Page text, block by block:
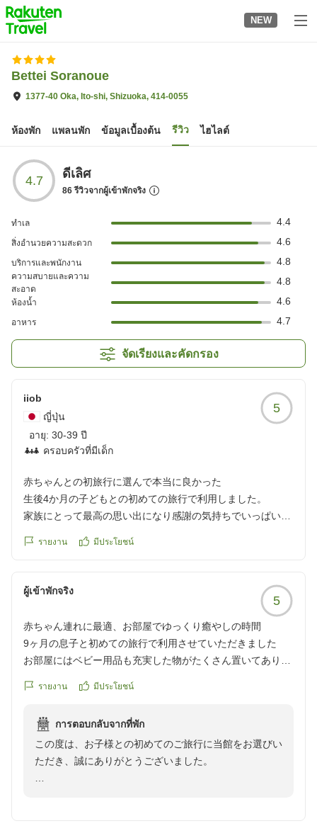
to
top
page
NEW
Bettei Soranoue
1377-40 Oka, Ito-shi, Shizuoka, 414-0055
ห้องพัก แพลนพัก ข้อมูลเบื้องต้น รีวิว ไฮไลต์
4.7 ดีเลิศ
86รีวิวจากผู้เข้าพักจริง
ทำเล 4.4
สิ่งอำนวยความสะดวก 4.6
บริการและพนักงาน 4.8
ความสบายและความ
สะอาด
4.8
ห้องน้ำ 4.6
อาหาร 4.7
จัดเรียงและคัดกรอง
iiob
ญี่ปุ่น
อายุ: 30-39 ปี
ครอบครัวที่มีเด็ก
5
赤ちゃんとの初旅行に選んで本当に良かった
生後4か月の子どもとの初めての旅行で利用しました。
家族にとって最高の思い出になり感謝の気持ちでいっぱいで
軽に旅行を楽しめました。
眺望もよく、自然豊かな景色で非日常を感じられます。子供
室内露天風呂からも景色が楽しめて満足です(朝風呂が大変
気持ち良かったです)。
滞在中に子供が大泣きしてしまったのですが、スタッフの方
た。周囲を過度に気にせず過ごせるので、元気なお子さまも
利用しやすい宿だと思います。
รายงาน มีประโยชน์
ผู้เข้าพักจริง
5
赤ちゃん連れに最適、お部屋でゆっくり癒やしの時間
9ヶ月の息子と初めての旅行で利用させていただきました
お部屋にはベビー用品も充実した物がたくさん置いてあり、
来ました
旅館のスタッフさん達もみなさんいい人ばかりで心温まりま
普段の育児の疲れを思う存分に癒すことが出来幸せな一日で
した
รายงาน มีประโยชน์
การตอบกลับจากที่พัก
この度は、お子様との初めてのご旅行に当館をお選びい
ただき、誠にありがとうございました。